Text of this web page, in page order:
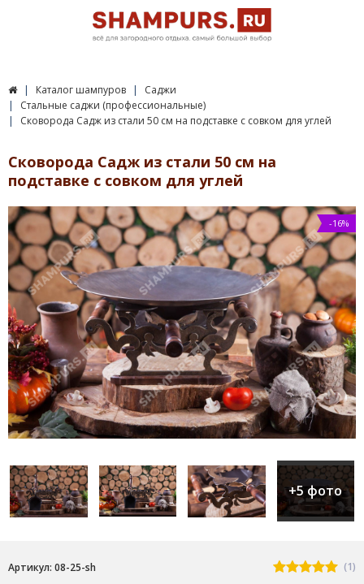
Каталог шампуров
Саджи
Стальные саджи (профессиональные)
Сковорода Садж из стали 50 см на подставке с совком для углей
Сковорода Садж из стали 50 см на
подставке с совком для углей
-16%
+5 фото
Артикул: 08-25-sh (1)